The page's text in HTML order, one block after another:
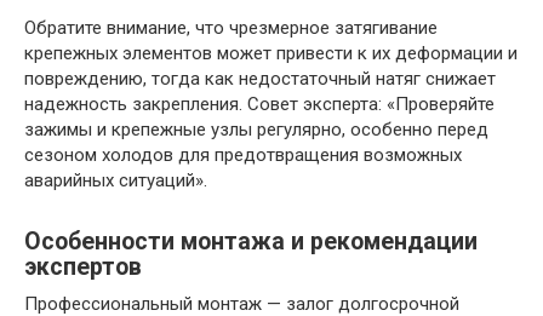
Обратите внимание, что чрезмерное затягивание
крепежных элементов может привести к их деформации и
повреждению, тогда как недостаточный натяг снижает
надежность закрепления. Совет эксперта: «Проверяйте
зажимы и крепежные узлы регулярно, особенно перед
сезоном холодов для предотвращения возможных
аварийных ситуаций».
Особенности монтажа и рекомендации
экспертов
Профессиональный монтаж — залог долгосрочной